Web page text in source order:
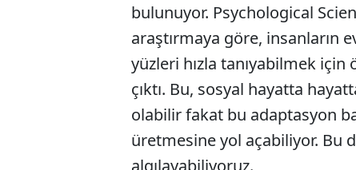
bulunuyor. Psychological
araştırmaya göre, insanların
yüzleri hızla tanıyabilmek
çıktı. Bu, sosyal hayatta
olabilir fakat bu adaptasyon
üretmesine yol açabiliyor. Bu
algılayabiliyoruz.